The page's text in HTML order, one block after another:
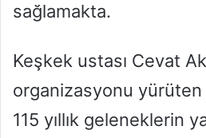
sağlamakta.
Keşkek ustası Cevat
organizasyonu yürüten
115 yıllık geleneklerin